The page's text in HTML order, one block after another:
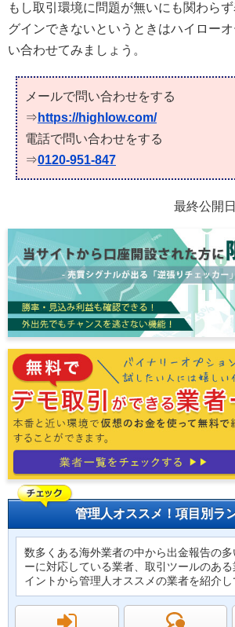
もし取引環境に問題が無いにも関わら
グインできないというときはハイロー
い合わせてみましょう。
メールで問い合わせをする
⇒ https://highlow.com/
電話で問い合わせをする
⇒0120-951-847
最終公開日
管理人オススメ！項目別ラ
数多くある海外業者の中から出金報告の
ーに対応している業者、取引ツールのあ
イントから管理人オススメの業者を紹介し